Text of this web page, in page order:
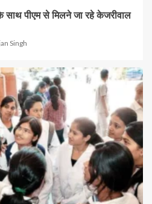
साथ पीएम से मिलने जा रहे केजरीवाल
Singh